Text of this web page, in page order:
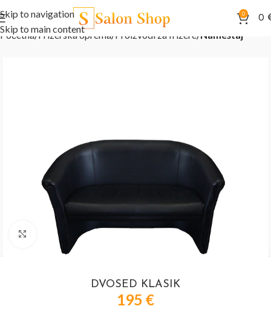
Skip to navigation
Skip to main content
0 0
Početna Frizerska oprema Proizvodi za frizere Nameštaj
Kliknite za uvećanje
DVOSED KLASIK
195 €